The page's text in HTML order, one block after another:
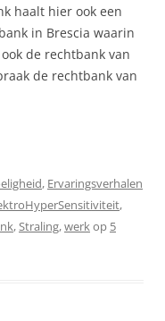
haalt hier ook een
in Brescia waarin
de rechtbank van
de rechtbank van
, Ervaringsverhalen
,
,Straling,werkop 5